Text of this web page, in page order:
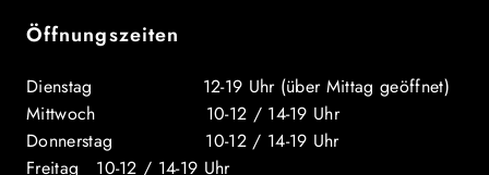
Öffnungszeiten
Dienstag 12-19 Uhr (über Mittag geöffnet)
Mittwoch 10-12 / 14-19 Uhr
Donnerstag 10-12 / 14-19 Uhr
Freitag 10-12 / 14-19 Uhr